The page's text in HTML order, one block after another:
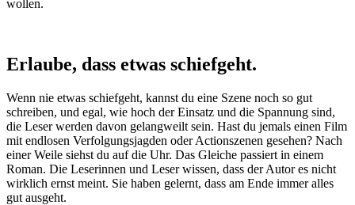
wollen.
Erlaube, dass etwas schiefgeht.
Wenn nie etwas schiefgeht, kannst du eine Szene noch so gut
schreiben, und egal, wie hoch der Einsatz und die Spannung sind,
die Leser werden davon gelangweilt sein. Hast du jemals einen Film
mit endlosen Verfolgungsjagden oder Actionszenen gesehen? Nach
einer Weile siehst du auf die Uhr. Das Gleiche passiert in einem
Roman. Die Leserinnen und Leser wissen, dass der Autor es nicht
wirklich ernst meint. Sie haben gelernt, dass am Ende immer alles
gut ausgeht.